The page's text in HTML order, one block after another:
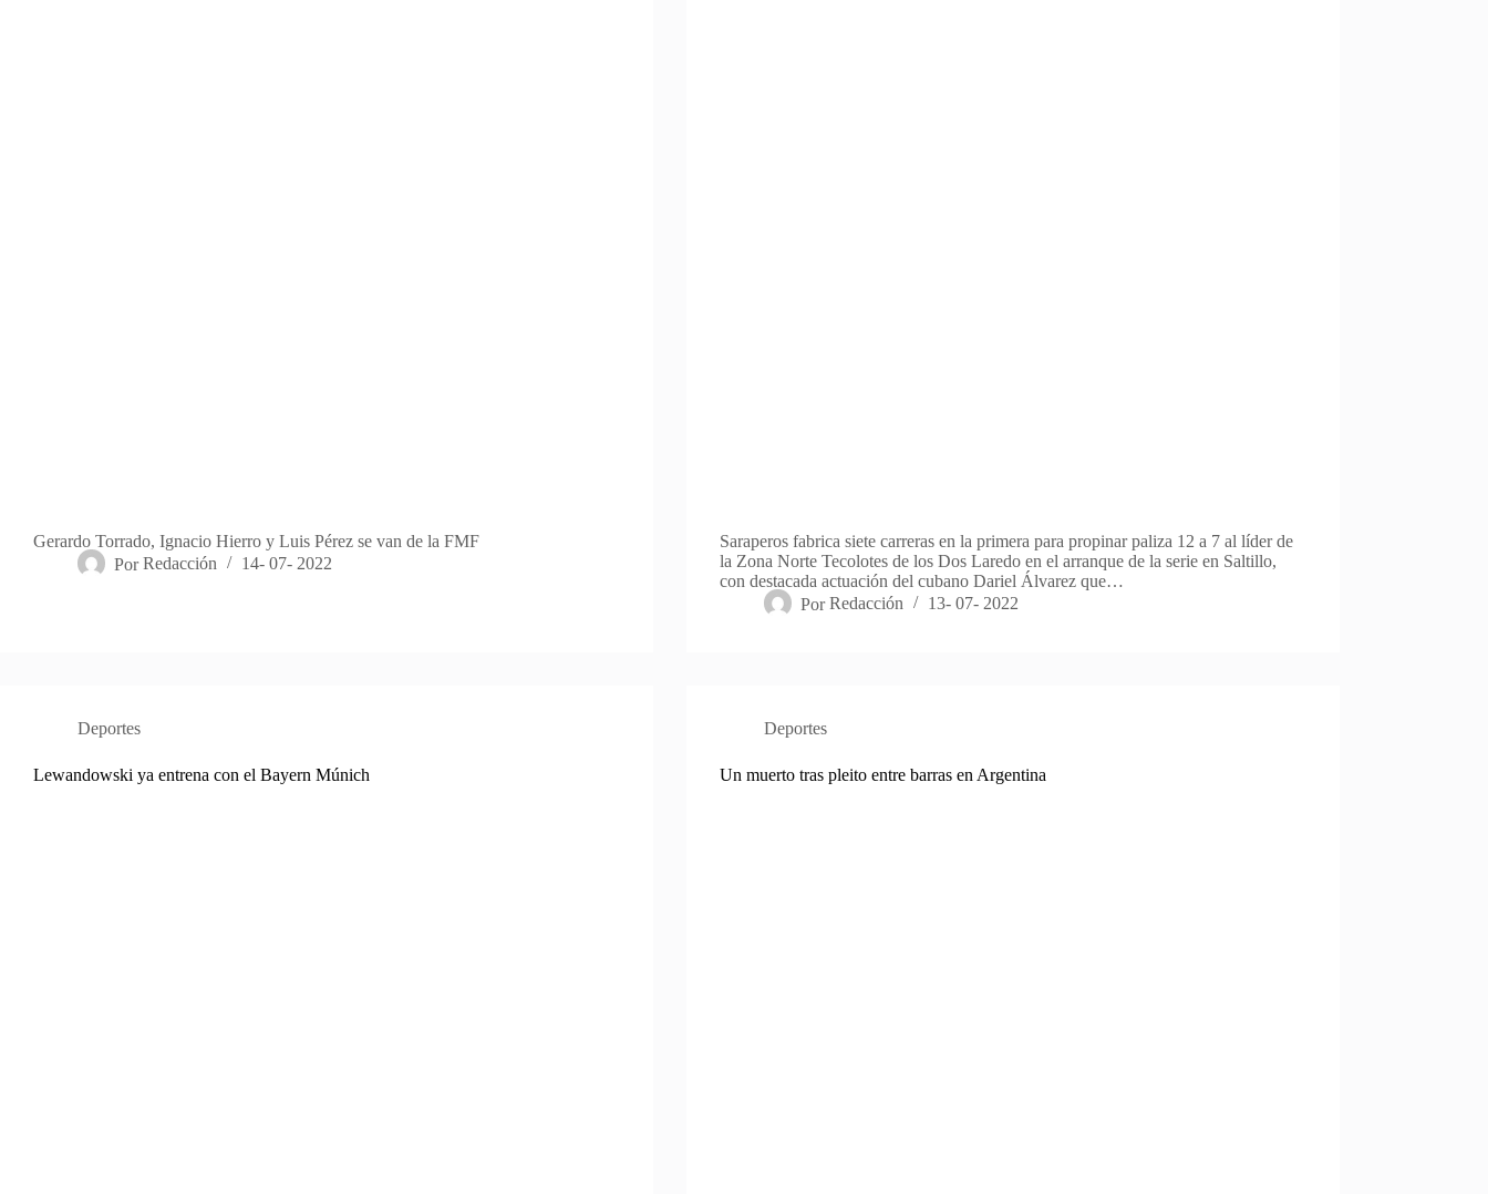
Gerardo Torrado, Ignacio Hierro y Luis Pérez se van de la FMF
Por Redacción 14- 07- 2022
Saraperos fabrica siete carreras en la primera para propinar paliza 12 a 7 al líder de
la Zona Norte Tecolotes de los Dos Laredo en el arranque de la serie en Saltillo,
con destacada actuación del cubano Dariel Álvarez que…
Por Redacción 13- 07- 2022
Deportes
Lewandowski ya entrena con el Bayern Múnich
Deportes
Un muerto tras pleito entre barras en Argentina